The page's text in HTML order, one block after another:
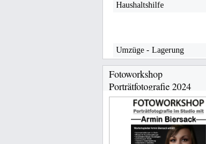
Haushaltshilfe
Umzüge - Lagerung
Fotoworkshop
Porträtfotografie 2024